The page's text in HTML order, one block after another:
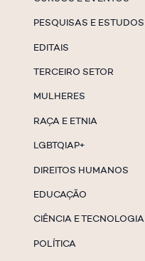
PESQUISAS E ESTUDOS
EDITAIS
TERCEIRO SETOR
MULHERES
RAÇA E ETNIA
LGBTQIAP+
DIREITOS HUMANOS
EDUCAÇÃO
CIÊNCIA E TECNOLOGIA
POLÍTICA